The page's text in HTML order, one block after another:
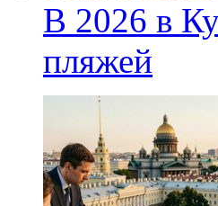
В 2026 в
пляжей